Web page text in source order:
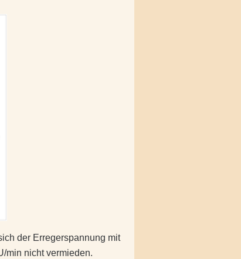
der Erregerspannung mit
min nicht vermieden.